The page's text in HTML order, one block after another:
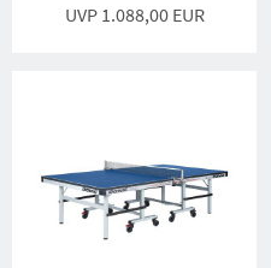
UVP 1.088,00 EUR